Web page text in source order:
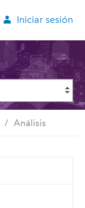
Iniciar sesión
Análisis